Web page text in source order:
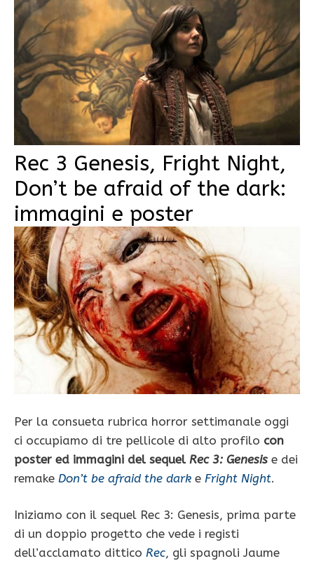
Rec 3 Genesis, Fright Night,
Don’t be afraid of the dark:
immagini e poster
Per la consueta rubrica horror settimanale oggi
ci occupiamo di tre pellicole di alto profilo con
poster ed immagini del sequel Rec 3: Genesis e dei
remake Don’t be afraid the dark e Fright Night.
Iniziamo con il sequel Rec 3: Genesis, prima parte
di un doppio progetto che vede i registi
dell’acclamato dittico Rec, gli spagnoli Jaume